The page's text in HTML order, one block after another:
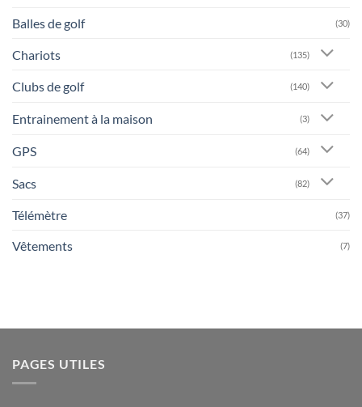
Balles de golf (30)
Chariots (135)
Clubs de golf (140)
Entrainement à la maison (3)
GPS (64)
Sacs (82)
Télémètre (37)
Vêtements (7)
PAGES UTILES